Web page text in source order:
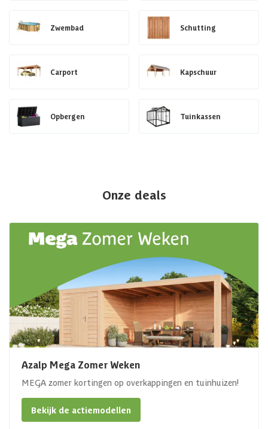
Zwembad Schutting
Carport Kapschuur
Opbergen Tuinkassen
Onze deals
Azalp Mega Zomer Weken
MEGA zomer kortingen op overkappingen en tuinhuizen!
Bekijk de actiemodellen